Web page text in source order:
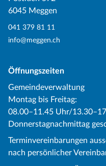
6045 Meggen
041 379 81 11
info@meggen.ch
Öffnungszeiten
Gemeindeverwaltung
Montag bis Freitag:
08.00–11.45 Uhr/
Donnerstagnachmittag
Terminvereinbarungen
nach persönlicher